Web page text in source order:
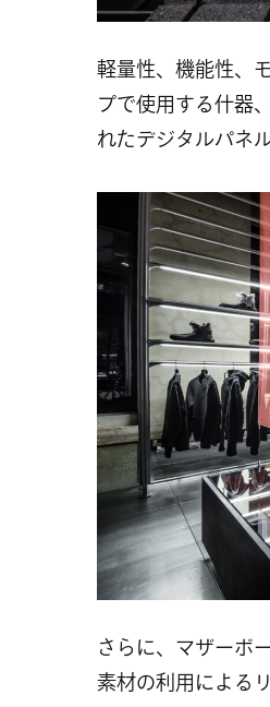
軽量性、機能性、
プで使用する什器
れたデジタルパネ
さらに、マザーボ
素材の利用による